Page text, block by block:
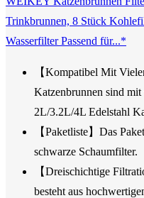
Trinkbrunnen, 8 Stück
Wasserfilter Passend für...*
【Kompatibel Mit
Katzenbrunnen sind
2L/3.2L/4L Edelstahl
【Paketliste】Das
schwarze Schaumfilter.
【Dreischichtige
besteht aus